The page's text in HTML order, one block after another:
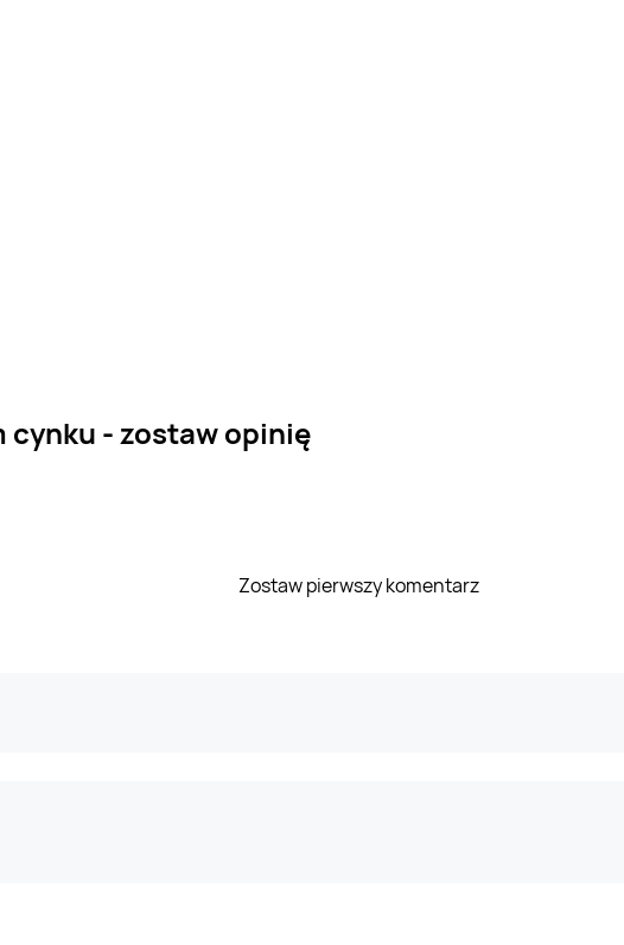
cynku - zostaw opinię
Zostaw pierwszy komentarz